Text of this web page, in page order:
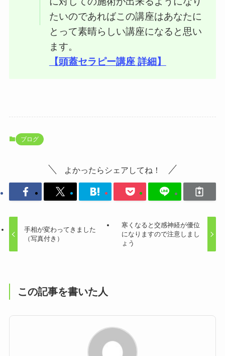
たいのであればこの講座はあなたに
とって素晴らしい講座になると思い
ます。
【頭蓋セラピー講座 詳細】
ブログ
よかったらシェアしてね！
手相が変わってきました
（写真付き）
寒くなると交感神経が優位
になりますので注意しまし
ょう
この記事を書いた人